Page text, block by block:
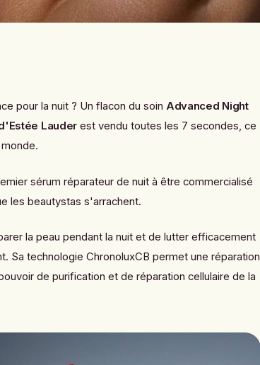
pour la nuit ? Un flacon du soin Advanced Night
Lauder est vendu toutes les 7 secondes, ce
sérum réparateur de nuit à être commercialisé
les beautystas s'arrachent.
la peau pendant la nuit et de lutter efficacement
Sa technologie ChronoluxCB permet une réparation
de purification et de réparation cellulaire de la